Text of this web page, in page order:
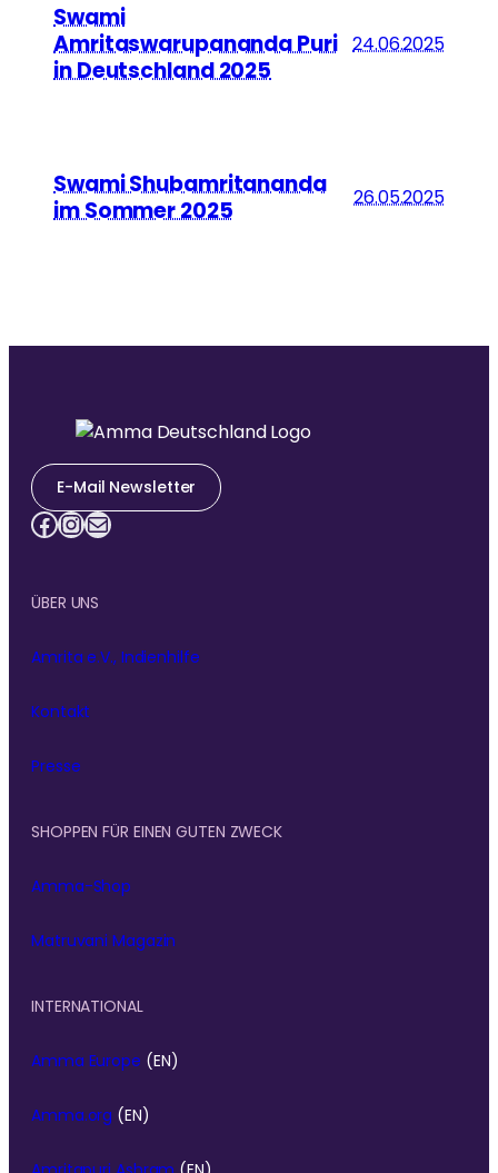
Swami
Amritaswarupananda Puri
in Deutschland 2025
24.06.2025
Swami Shubamritananda
im Sommer 2025
26.05.2025
E-Mail Newsletter
Facebook InstagramE-Mail
ÜBER UNS
Amrita e.V., Indienhilfe
Kontakt
Presse
SHOPPEN FÜR EINEN GUTEN ZWECK
Amma-Shop
Matruvani Magazin
INTERNATIONAL
Amma Europe (EN)
Amma.org (EN)